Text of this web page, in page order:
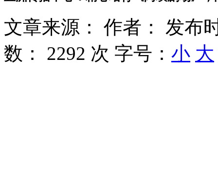
文章来源： 作者：
发布
数： 2292 次 字号： 小 大